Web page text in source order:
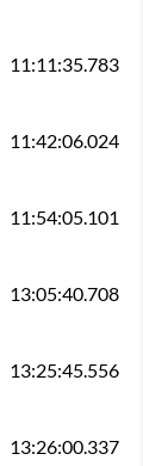
11:11:35.783
11:42:06.024
11:54:05.101
13:05:40.708
13:25:45.556
13:26:00.337